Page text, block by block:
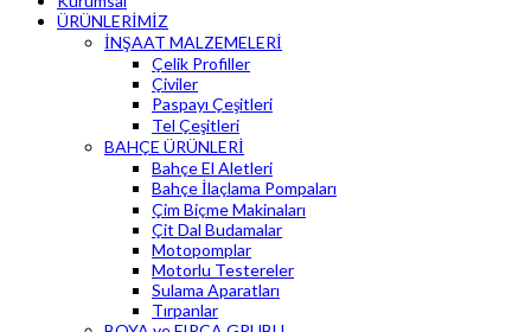
ÜRÜNLERİMİZ
İNŞAAT MALZEMELERİ
Çelik Profiller
Çiviler
Paspayı Çeşitleri
Tel Çeşitleri
BAHÇE ÜRÜNLERİ
Bahçe El Aletleri
Bahçe İlaçlama Pompaları
Çim Biçme Makinaları
Çit Dal Budamalar
Motopomplar
Motorlu Testereler
Sulama Aparatları
Tırpanlar